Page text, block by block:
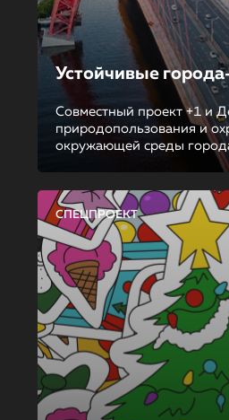
Устойчивые
Совместный проект +1 и
природопользования и
окружающей среды
СПЕЦПРОЕКТ